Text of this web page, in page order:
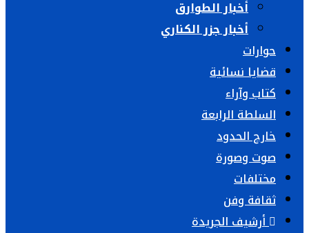
أخبار الطوارق
أخبار جزر الكناري
حوارات
قضايا نسائية
كتاب وآراء
السلطة الرابعة
خارج الحدود
صوت وصورة
مختلفات
ثقافة وفن
أرشيف الجريدة